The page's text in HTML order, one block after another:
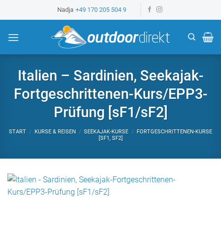
u
n
Nadja +49 170 205 504 9
Italien – Sardinien, Seekajak-
Fortgeschrittenen-Kurs/EPP3-
Prüfung [sF1/sF2]
START / KURSE & REISEN / SEEKAJAK-KURSE /
FORTGESCHRITTENEN-KURSE
[SF1, SF2]